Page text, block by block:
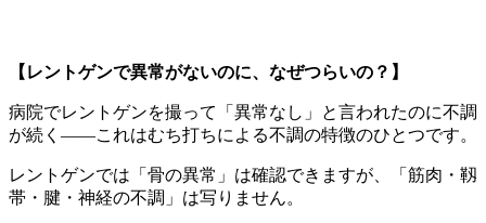
【レントゲンで異常がないのに、なぜつらいの？】
病院でレントゲンを撮って「異常なし」と言われたのに不調
が続く――これはむち打ちによる不調の特徴のひとつです。
レントゲンでは「骨の異常」は確認できますが、「筋肉・靱
帯・腱・神経の不調」は写りません。